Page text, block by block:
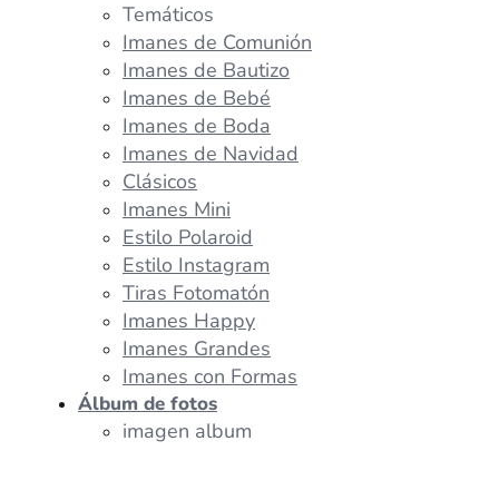
Temáticos
Imanes de Comunión
Imanes de Bautizo
Imanes de Bebé
Imanes de Boda
Imanes de Navidad
Clásicos
Imanes Mini
Estilo Polaroid
Estilo Instagram
Tiras Fotomatón
Imanes Happy
Imanes Grandes
Imanes con Formas
Álbum de fotos
imagen album